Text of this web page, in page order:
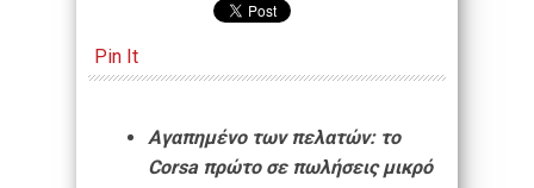
Pin It
Αγαπημένο των πελατών: το
Corsa πρώτο σε πωλήσεις μικρό